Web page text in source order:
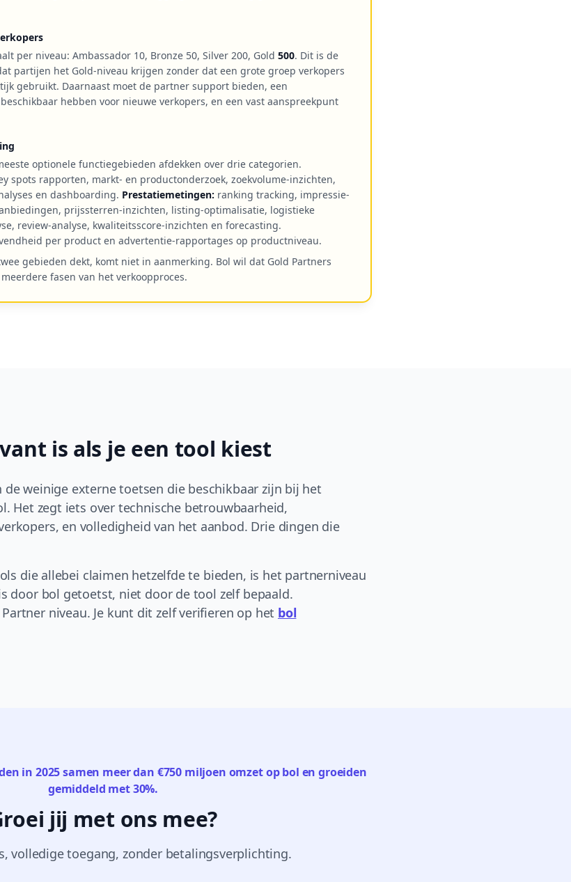
per niveau: Ambassador 10, Bronze 50, Silver 200, Gold 500. Dit is de
partijen het Gold-niveau krijgen zonder dat een grote groep verkopers
gebruikt. Daarnaast moet de partner support bieden, een
hebben voor nieuwe verkopers, en een vast aanspreekpunt
optionele functiegebieden afdekken over drie categorien.
spots rapporten, markt- en productonderzoek, zoekvolume-inzichten,
en dashboarding. Prestatiemetingen: ranking tracking, impressie-
prijssterren-inzichten, listing-optimalisatie, logistieke
review-analyse, kwaliteitsscore-inzichten en forecasting.
per product en advertentie-rapportages op productniveau.
gebieden dekt, komt niet in aanmerking. Bol wil dat Gold Partners
fasen van het verkoopproces.
is als je een tool kiest
de weinige externe toetsen die beschikbaar zijn bij het
Het zegt iets over technische betrouwbaarheid,
en volledigheid van het aanbod. Drie dingen die
die allebei claimen hetzelfde te bieden, is het partnerniveau
door bol getoetst, niet door de tool zelf bepaald.
niveau. Je kunt dit zelf verifieren op het bol
in 2025 samen meer dan €750 miljoen omzet op bol en groeiden
gemiddeld met 30%.
jij met ons mee?
volledige toegang, zonder betalingsverplichting.